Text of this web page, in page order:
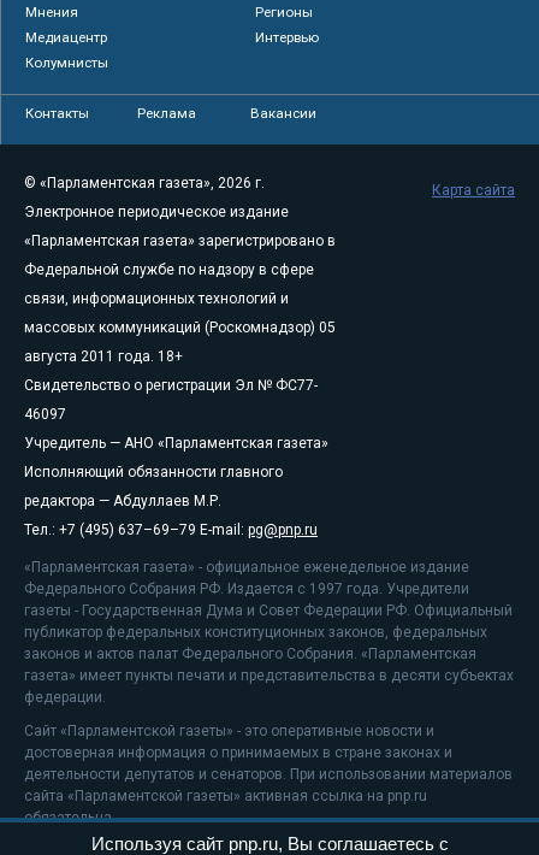
Мнения
Регионы
Медиацентр
Интервью
Колумнисты
Контакты Реклама Вакансии
© «Парламентская газета», 2026 г.
Электронное периодическое издание
«Парламентская газета» зарегистрировано в
Федеральной службе по надзору в сфере
связи, информационных технологий и
массовых коммуникаций (Роскомнадзор) 05
августа 2011 года. 18+
Свидетельство о регистрации Эл № ФС77-
46097
Учредитель — АНО «Парламентская газета»
Исполняющий обязанности главного
редактора — Абдуллаев М.Р.
Тел.: +7 (495) 637–69–79 E-mail: pg@pnp.ru
«Парламентская газета» - официальное еженедельное издание
Федерального Собрания РФ. Издается с 1997 года. Учредители
газеты - Государственная Дума и Совет Федерации РФ. Официальный
публикатор федеральных конституционных законов, федеральных
законов и актов палат Федерального Собрания. «Парламентская
газета» имеет пункты печати и представительства в десяти субъектах
федерации.
Сайт «Парламентской газеты» - это оперативные новости и
достоверная информация о принимаемых в стране законах и
деятельности депутатов и сенаторов. При использовании материалов
сайта «Парламентской газеты» активная ссылка на pnp.ru
обязательна.
На информационном ресурсе применяютсярекомендательные
Карта сайта
Используя сайт pnp.ru, Вы соглашаетесь с